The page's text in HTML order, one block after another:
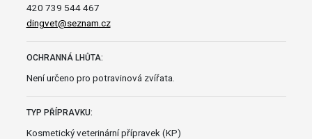
420 739 544 467
dingvet@seznam.cz
OCHRANNÁ LHŮTA:
Není určeno pro potravinová zvířata.
TYP PŘÍPRAVKU:
Kosmetický veterinární přípravek (KP)